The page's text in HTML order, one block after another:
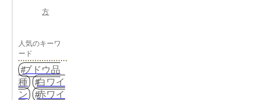
方
人気のキーワ
ード
ブドウ品
種
白ワイ
ン
赤ワイ